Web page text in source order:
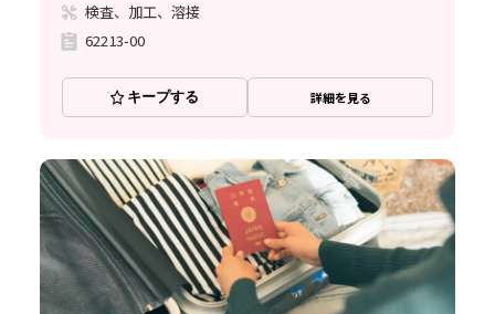
検査、加工、溶接
62213-00
キープする 詳細を見る